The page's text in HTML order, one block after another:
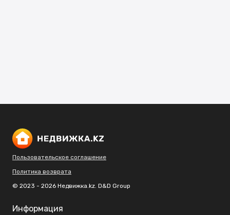
Пользовательское соглашение
Политика возврата
© 2023 - 2026 Недвижка.kz. D&D Group
Информация